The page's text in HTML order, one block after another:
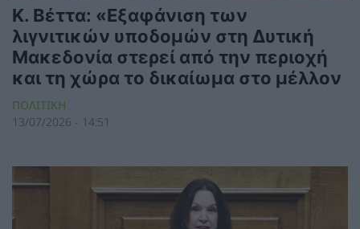
Κ. Βέττα: «Εξαφάνιση των
λιγνιτικών υποδομών στη Δυτική
Μακεδονία στερεί από την περιοχή
και τη χώρα το δικαίωμα στο μέλλον
ΠΟΛΙΤΙΚΗ
13/07/2026 - 14:51